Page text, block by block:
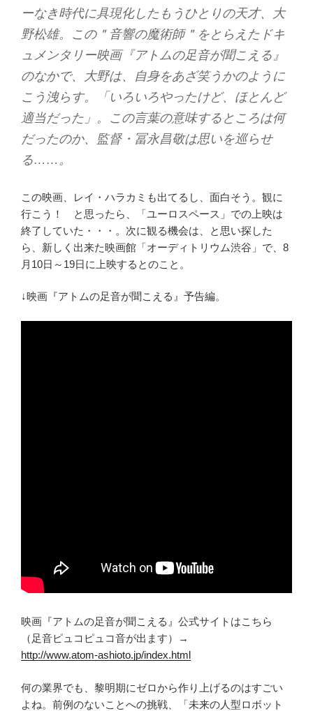
ーなき時代に具現化したもうひとりの天才、大
野松雄。この＂音響の魔術師＂をとらえたドキ
ュメンタリー映画『アトムの足音が聞こえる』
のなかで、大野は、自身をあざ笑うかのように
こう洩らす。「いろいろやったけど、ほとんど
適当だった」。この言葉の意味するところは何
だったのか、監督・冨永昌敬は思いを巡らせ
る……。
この映画、レイ・ハラカミも出てるし、面白そう。観に
行こう！ と思ったら、「ユーロスペース」での上映は
終了していた・・・。次に観る機会は、と思い探した
ら、新しく出来た映画館「オーディトリウム渋谷」で、8
月10日～19日に上映するとのこと。
↓映画『アトムの足音が聞こえる』予告編。
映画『アトムの足音が聞こえる』公式サイトはこちら
（足音ピュコピュコ音が出ます）→
http://www.atom-ashioto.jp/index.html
何の業界でも、黎明期にゼロから作り上げるのはすごい
よね。前例のないことへの挑戦、「未来の人型ロボット